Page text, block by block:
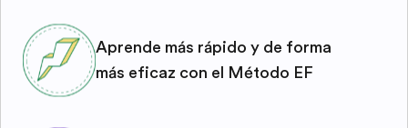
Aprende más rápido y de forma
más eficaz con el Método EF